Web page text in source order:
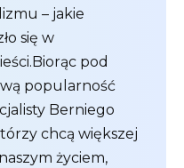
– jakie
się w
pod
popularność
Berniego
chcą większej
życiem,